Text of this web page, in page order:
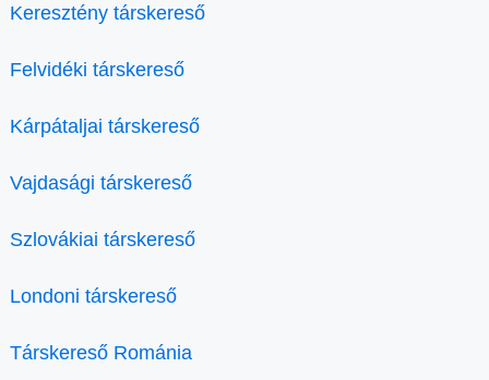
Keresztény társkereső
Felvidéki társkereső
Kárpátaljai társkereső
Vajdasági társkereső
Szlovákiai társkereső
Londoni társkereső
Társkereső Románia